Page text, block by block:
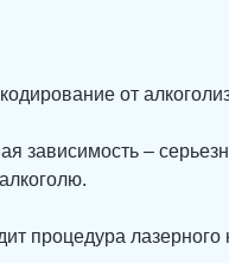
от
зависимость –
процедура лазерного